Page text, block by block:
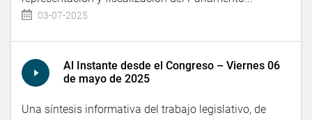
03-07-2025
Al Instante desde el Congreso – Viernes 06
de mayo de 2025
Una síntesis informativa del trabajo legislativo, de